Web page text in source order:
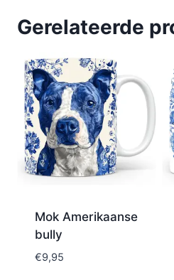
Gerelateerde
Mok Amerikaanse
bully
€9,95